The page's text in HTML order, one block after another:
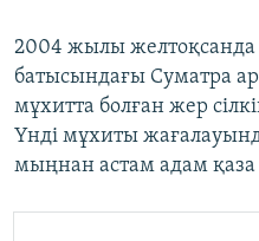
2004 жылы
батысындағы Суматра
мұхитта болған жер
Үнді мұхиты
мыңнан астам адам қаза